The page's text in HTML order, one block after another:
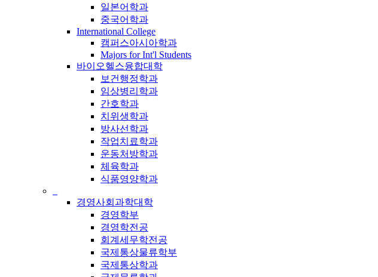
일본어학과
중국어학과
International College
캠퍼스아시아학과
Majors for Int'l Students
바이오헬스융합대학
보건행정학과
임상병리학과
간호학과
치위생학과
방사선학과
작업치료학과
운동처방학과
체육학과
식품영양학과
경영사회과학대학
경영학부
경영학전공
회계세무학전공
국제통상물류학부
국제통상학과